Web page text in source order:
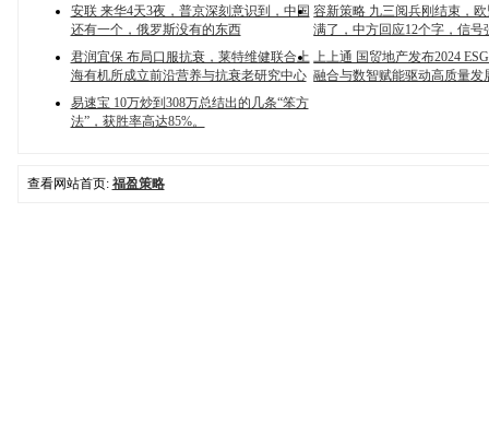
安联 来华4天3夜，普京深刻意识到，中国
还有一个，俄罗斯没有的东西
容新策略 九三阅兵刚结束，
满了，中方回应12个字，信号
君润宜保 布局口服抗衰，莱特维健联合上
海有机所成立前沿营养与抗衰老研究中心
上上通 国贸地产发布2024
融合与数智赋能驱动高质量发
易速宝 10万炒到308万总结出的几条“笨方
法”，获胜率高达85%。
查看网站首页: 福盈策略